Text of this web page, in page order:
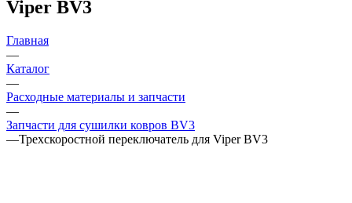
Viper BV3
Главная
—
Каталог
—
Расходные материалы и запчасти
—
Запчасти для сушилки ковров BV3
—Трехскоростной переключатель для Viper BV3